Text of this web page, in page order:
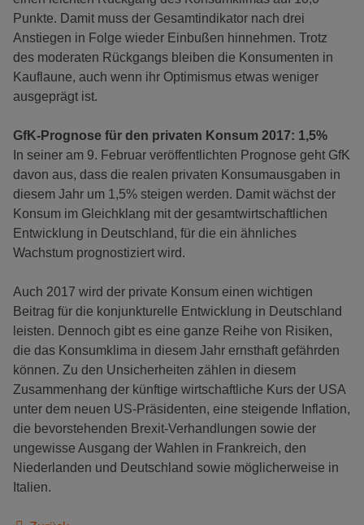
Punkte. Damit muss der Gesamtindikator nach drei
Anstiegen in Folge wieder Einbußen hinnehmen. Trotz
des moderaten Rückgangs bleiben die Konsumenten in
Kauflaune, auch wenn ihr Optimismus etwas weniger
ausgeprägt ist.
GfK-Prognose für den privaten Konsum 2017: 1,5%
In seiner am 9. Februar veröffentlichten Prognose geht GfK
davon aus, dass die realen privaten Konsumausgaben in
diesem Jahr um 1,5% steigen werden. Damit wächst der
Konsum im Gleichklang mit der gesamtwirtschaftlichen
Entwicklung in Deutschland, für die ein ähnliches
Wachstum prognostiziert wird.
Auch 2017 wird der private Konsum einen wichtigen
Beitrag für die konjunkturelle Entwicklung in Deutschland
leisten. Dennoch gibt es eine ganze Reihe von Risiken,
die das Konsumklima in diesem Jahr ernsthaft gefährden
können. Zu den Unsicherheiten zählen in diesem
Zusammenhang der künftige wirtschaftliche Kurs der USA
unter dem neuen US-Präsidenten, eine steigende Inflation,
die bevorstehenden Brexit-Verhandlungen sowie der
ungewisse Ausgang der Wahlen in Frankreich, den
Niederlanden und Deutschland sowie möglicherweise in
Italien.